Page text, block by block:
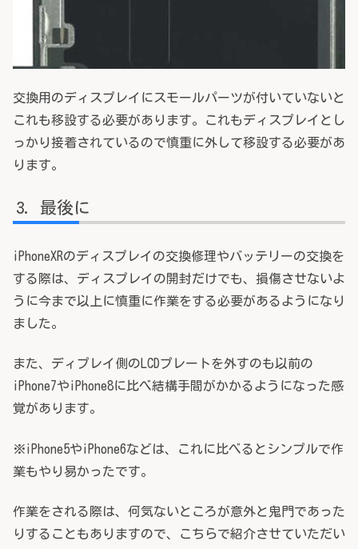
交換用のディスプレイにスモールパーツが付いていないと
これも移設する必要があります。これもディスプレイとし
っかり接着されているので慎重に外して移設する必要があ
ります。
最後に
iPhoneXRのディスプレイの交換修理やバッテリーの交換を
する際は、ディスプレイの開封だけでも、損傷させないよ
うに今まで以上に慎重に作業をする必要があるようになり
ました。
また、ディプレイ側のLCDプレートを外すのも以前の
iPhone7やiPhone8に比べ結構手間がかかるようになった感
覚があります。
※iPhone5やiPhone6などは、これに比べるとシンプルで作
業もやり易かったです。
作業をされる際は、何気ないところが意外と鬼門であった
りすることもありますので、こちらで紹介させていただい